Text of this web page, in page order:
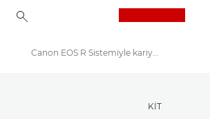
İlham Alın | Fotoğrafçılık ve Baskı İpuçları ve Müşteri Kılavuzları
Canon EOS R Sistemiyle kariyerinizi ilerletme
KİT